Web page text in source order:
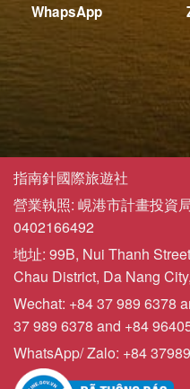
WhapsApp
指南針國際旅遊社
營業執照: 峴港市計畫投資
0402166492
地址: 99B, Nui Thanh
Chau District, Da Nang
Wechat: +84 37 989 6378
37 989 6378 and +84
WhatsApp/ Zalo: +84